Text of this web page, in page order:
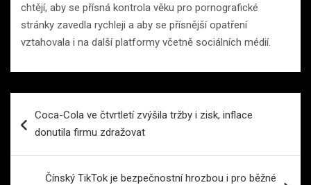
chtějí, aby se přísná kontrola věku pro pornografické
stránky zavedla rychleji a aby se přísnější opatření
vztahovala i na další platformy včetně sociálních médií.
proCoca-Cola ve čtvrtletí zvýšila tržby i zisk, inflace
donutila firmu zdražovat
Čínský TikTok je bezpečnostní hrozbou i pro běžné